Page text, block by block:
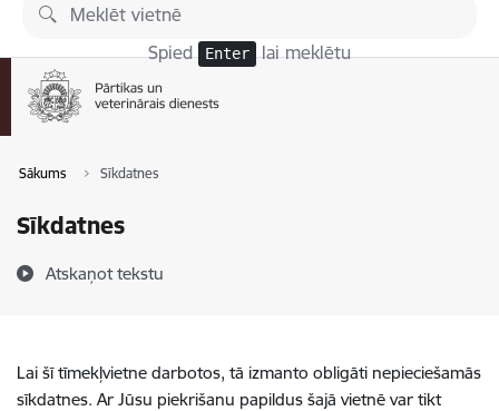
Pāriet uz lapas saturu
Spied Enter lai meklētu
Sākums Sīkdatnes
Sīkdatnes
Atskaņot tekstu
Lai šī tīmekļvietne darbotos, tā izmanto obligāti nepieciešamās
sīkdatnes. Ar Jūsu piekrišanu papildus šajā vietnē var tikt